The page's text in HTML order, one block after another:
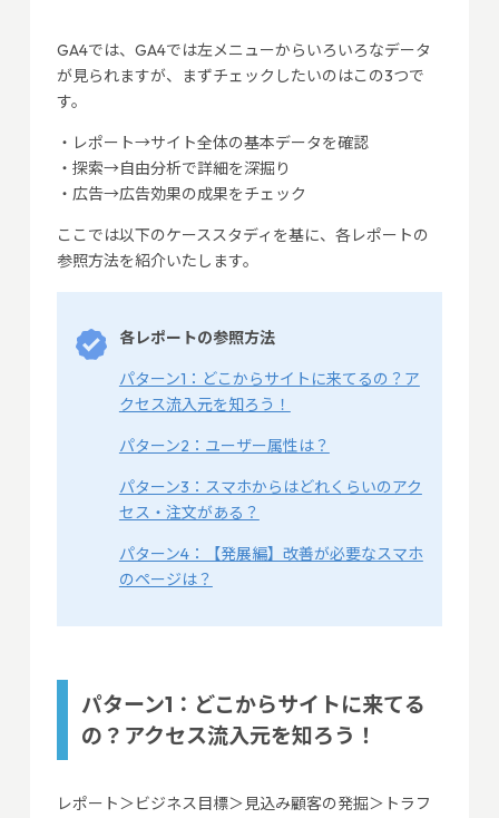
GA4では、GA4では左メニューからいろいろなデータ
が見られますが、まずチェックしたいのはこの3つで
す。
・レポート→サイト全体の基本データを確認
・探索→自由分析で詳細を深掘り
・広告→広告効果の成果をチェック
ここでは以下のケーススタディを基に、各レポートの
参照方法を紹介いたします。
各レポートの参照方法
パターン1：どこからサイトに来てるの？ア
クセス流入元を知ろう！
パターン2：ユーザー属性は？
パターン3：スマホからはどれくらいのアク
セス・注文がある？
パターン4：【発展編】改善が必要なスマホ
のページは？
パターン1：どこからサイトに来てる
の？アクセス流入元を知ろう！
レポート＞ビジネス目標＞見込み顧客の発掘＞トラフ